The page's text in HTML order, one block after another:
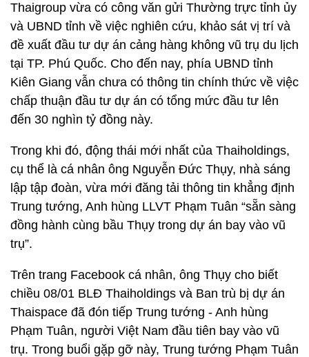
Thaigroup vừa có công văn gửi Thường trực tỉnh ủy
và UBND tỉnh về việc nghiên cứu, khảo sát vị trí và
đề xuất đầu tư dự án cảng hàng không vũ trụ du lịch
tại TP. Phú Quốc. Cho đến nay, phía UBND tỉnh
Kiên Giang vẫn chưa có thông tin chính thức về việc
chấp thuận đầu tư dự án có tổng mức đầu tư lên
đến 30 nghìn tỷ đồng này.
Trong khi đó, động thái mới nhất của Thaiholdings,
cụ thể là cá nhân ông Nguyễn Đức Thụy, nhà sáng
lập tập đoàn, vừa mới đăng tải thông tin khẳng định
Trung tướng, Anh hùng LLVT Phạm Tuân “sẵn sàng
đồng hành cùng bầu Thụy trong dự án bay vào vũ
trụ”.
Trên trang Facebook cá nhân, ông Thụy cho biết
chiều 08/01 BLĐ Thaiholdings và Ban trù bị dự án
Thaispace đã đón tiếp Trung tướng - Anh hùng
Phạm Tuân, người Việt Nam đầu tiên bay vào vũ
trụ. Trong buổi gặp gỡ này, Trung tướng Phạm Tuân